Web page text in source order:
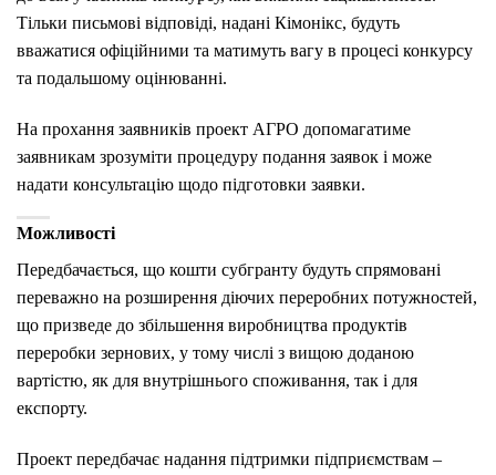
Тільки письмові відповіді, надані Кімонікс, будуть
вважатися офіційними та матимуть вагу в процесі конкурсу
та подальшому оцінюванні.
На прохання заявників проект AГРО допомагатиме
заявникам зрозуміти процедуру подання заявок і може
надати консультацію щодо підготовки заявки.
Можливості
Передбачається, що кошти субгранту будуть спрямовані
переважно на розширення діючих переробних потужностей,
що призведе до збільшення виробництва продуктів
переробки зернових, у тому числі з вищою доданою
вартістю, як для внутрішнього споживання, так і для
експорту.
Проект передбачає надання підтримки підприємствам –